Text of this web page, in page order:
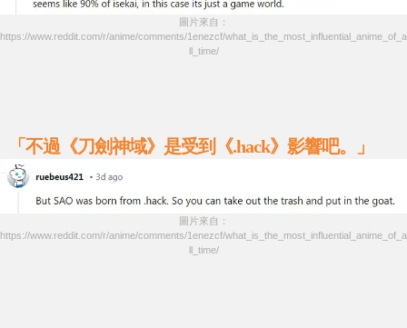
圖片來自：
https://www.reddit.com/r/anime/comments/1enezcf/what_is_the_most_influential_anime_of_a
ll_time/
「不過《刀劍神域》是受到《.hack》影響吧。」
圖片來自：
https://www.reddit.com/r/anime/comments/1enezcf/what_is_the_most_influential_anime_of_a
ll_time/